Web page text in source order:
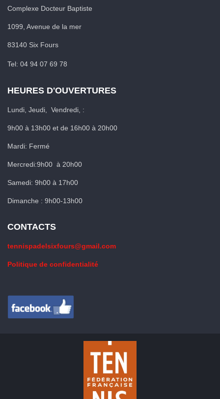
Complexe Docteur Baptiste
1099, Avenue de la mer
83140 Six Fours
Tel: 04 94 07 69 78
HEURES D'OUVERTURES
Lundi, Jeudi, Vendredi, :
9h00 à 13h00 et de 16h00 à 20h00
Mardi: Fermé
Mercredi:9h00 à 20h00
Samedi: 9h00 à 17h00
Dimanche : 9h00-13h00
CONTACTS
tennispadelsixfours@gmail.com
Politique de confidentialité